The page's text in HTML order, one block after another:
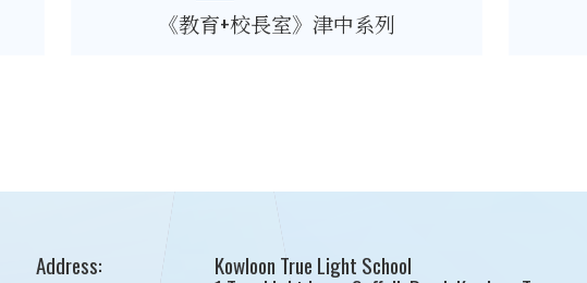
《教育+校長室》津中系列
Address: Kowloon True Light School